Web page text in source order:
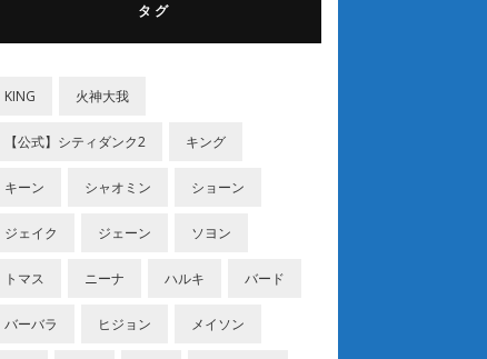
タグ
KING ‎火神大我
【公式】シティダンク2 キング
キーン シャオミン ショーン
ジェイク ジェーン ソヨン
トマス ニーナ ハルキ バード
バーバラ ヒジョン メイソン